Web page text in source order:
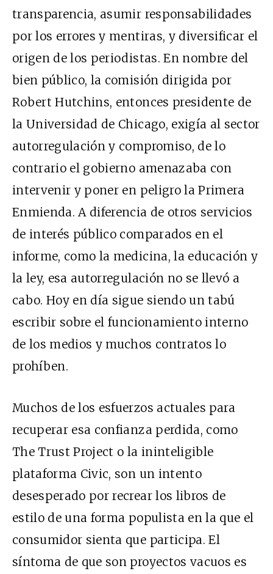
transparencia, asumir responsabilidades
por los errores y mentiras, y diversificar el
origen de los periodistas. En nombre del
bien público, la comisión dirigida por
Robert Hutchins, entonces presidente de
la Universidad de Chicago, exigía al sector
autorregulación y compromiso, de lo
contrario el gobierno amenazaba con
intervenir y poner en peligro la Primera
Enmienda. A diferencia de otros servicios
de interés público comparados en el
informe, como la medicina, la educación y
la ley, esa autorregulación no se llevó a
cabo. Hoy en día sigue siendo un tabú
escribir sobre el funcionamiento interno
de los medios y muchos contratos lo
prohíben.
Muchos de los esfuerzos actuales para
recuperar esa confianza perdida, como
The Trust Project o la ininteligible
plataforma Civic, son un intento
desesperado por recrear los libros de
estilo de una forma populista en la que el
consumidor sienta que participa. El
síntoma de que son proyectos vacuos es